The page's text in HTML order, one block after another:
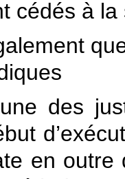
cédés à la
des
en outre